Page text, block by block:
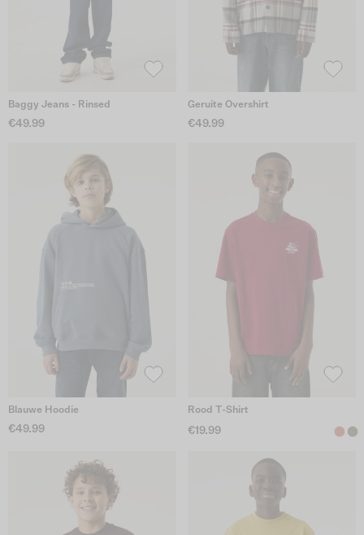
Baggy Jeans - Rinsed
€49.99
Geruite Overshirt
€49.99
Blauwe Hoodie
€49.99
Rood T-Shirt
€19.99